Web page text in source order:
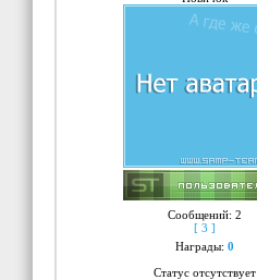
Сообщений: 2
[ 3 ]
Награды: 0
Статус отсутствует